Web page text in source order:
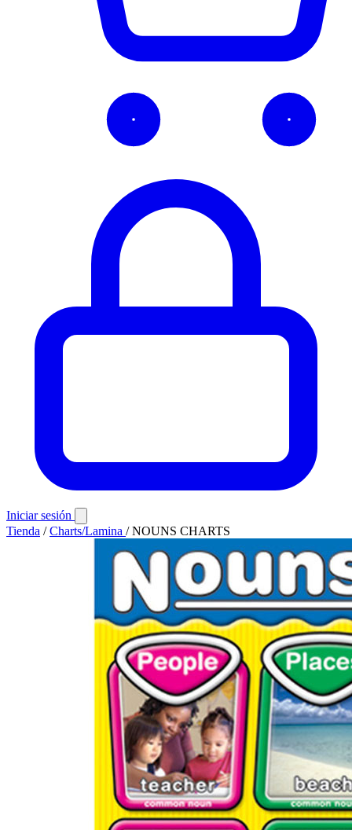
Iniciar sesión
Tienda / Charts/Lamina / NOUNS CHARTS